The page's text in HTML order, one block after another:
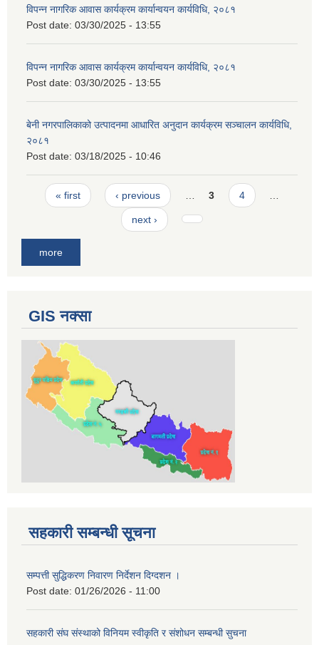
विपन्न नागरिक आवास कार्यक्रम कार्यान्वयन कार्यविधि, २०८१
Post date: 03/30/2025 - 13:55
विपन्न नागरिक आवास कार्यक्रम कार्यान्वयन कार्यविधि, २०८१
Post date: 03/30/2025 - 13:55
बेनी नगरपालिकाको उत्पादनमा आधारित अनुदान कार्यक्रम सञ्‍चालन कार्यविधि,
२०८१
Post date: 03/18/2025 - 10:46
Pages
« first ‹ previous 3 4
next ›
more
GIS नक्सा
सहकारी सम्बन्धी सूचना
सम्पत्ती सुद्धिकरण निवारण निर्देशन दिग्दशन ।
Post date: 01/26/2026 - 11:00
सहकारी संघ संस्थाको विनियम स्वीकृति र संशोधन सम्बन्धी सुचना